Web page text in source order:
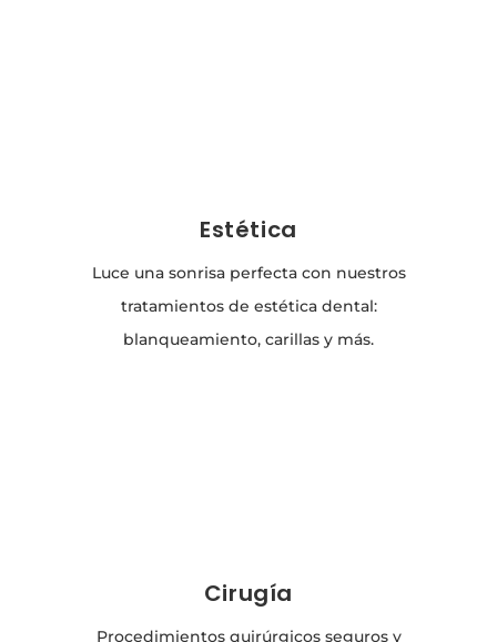
Estética
Luce una sonrisa perfecta con nuestros
tratamientos de estética dental:
blanqueamiento, carillas y más.
Cirugía
Procedimientos quirúrgicos seguros y